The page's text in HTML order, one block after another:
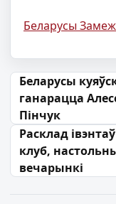
Беларусы
Навігацыя
Беларусы
ганарацца
Пінчук
Расклад
клуб,
вечарынкі